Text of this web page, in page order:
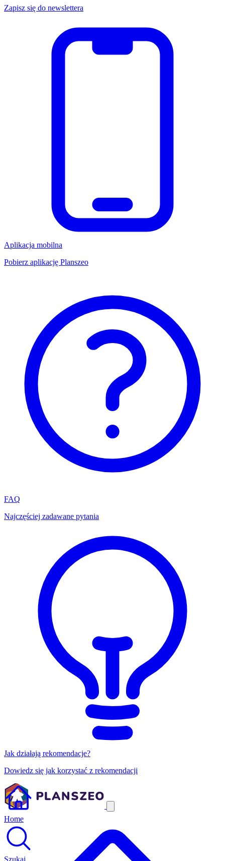
Zapisz się do newslettera
Aplikacja mobilna
Pobierz aplikację Planszeo
FAQ
Najczęściej zadawane pytania
Jak działają rekomendacje?
Dowiedz się jak korzystać z rekomendacji
Home
Szukaj